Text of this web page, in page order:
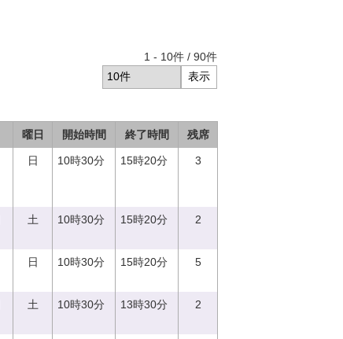
1 - 10件 / 90件
曜日 開始時間 終了時間 残席
日 10時30分 15時20分 3
土 10時30分 15時20分 2
日 10時30分 15時20分 5
土 10時30分 13時30分 2